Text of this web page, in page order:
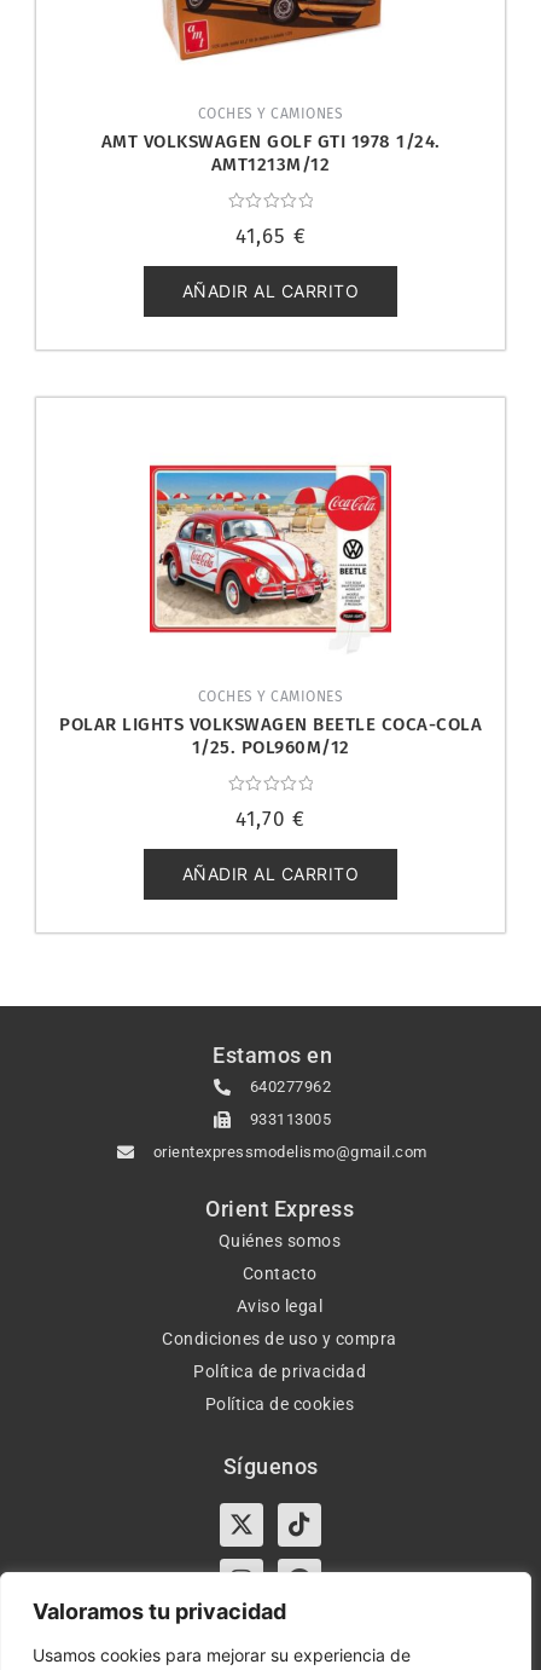
Valoramos tu privacidad
Usamos cookies para mejorar su experiencia de
COCHES Y CAMIONES
AMT VOLKSWAGEN GOLF GTI 1978 1/24.
AMT1213M/12
con
de
5
41,65 €
AÑADIR AL CARRITO
COCHES Y CAMIONES
POLAR LIGHTS VOLKSWAGEN BEETLE COCA-COLA
1/25. POL960M/12
con
de
5
41,70 €
AÑADIR AL CARRITO
Estamos en
640277962
933113005
orientexpressmodelismo@gmail.com
Orient Express
Quiénes somos
Contacto
Aviso legal
Condiciones de uso y compra
Política de privacidad
Política de cookies
Síguenos
X-
twitter
Tiktok
InstagramFacebook